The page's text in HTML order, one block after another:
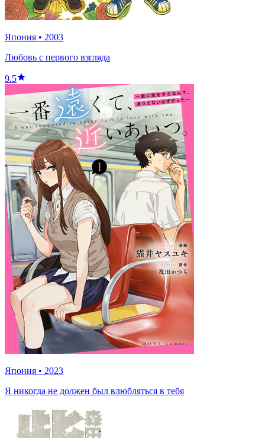
Япония • 2003
Любовь с первого взгляда
9.5
Япония • 2023
Я никогда не должен был влюбляться в тебя